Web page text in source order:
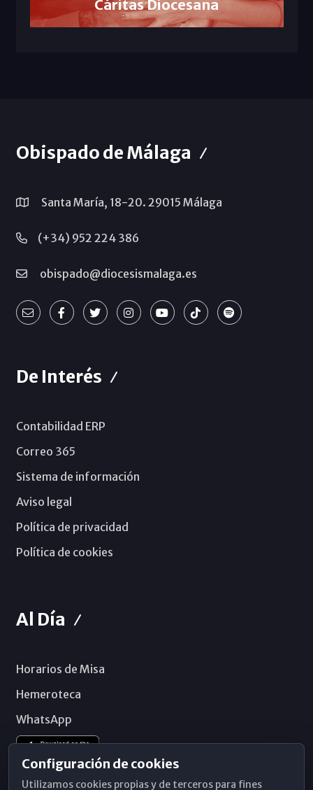
Cáritas Diocesana
Obispado de Málaga
Santa María, 18-20. 29015 Málaga
(+34) 952 224 386
obispado@diocesismalaga.es
De Interés
Contabilidad ERP
Correo 365
Sistema de información
Aviso legal
Política de privacidad
Política de cookies
Al Día
Horarios de Misa
Hemeroteca
WhatsApp
Configuración de cookies
Utilizamos cookies propias y de terceros para fines